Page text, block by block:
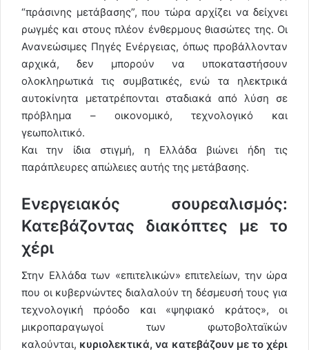
“πράσινης μετάβασης”, που τώρα αρχίζει να δείχνει
ρωγμές και στους πλέον ένθερμους θιασώτες της. Οι
Ανανεώσιμες Πηγές Ενέργειας, όπως προβάλλονταν
αρχικά, δεν μπορούν να υποκαταστήσουν
ολοκληρωτικά τις συμβατικές, ενώ τα ηλεκτρικά
αυτοκίνητα μετατρέπονται σταδιακά από λύση σε
πρόβλημα – οικονομικό, τεχνολογικό και
γεωπολιτικό.
Και την ίδια στιγμή, η Ελλάδα βιώνει ήδη τις
παράπλευρες απώλειες αυτής της μετάβασης.
Ενεργειακός σουρεαλισμός:
Κατεβάζοντας διακόπτες με το
χέρι
Στην Ελλάδα των «επιτελικών» επιτελείων, την ώρα
που οι κυβερνώντες διαλαλούν τη δέσμευσή τους για
τεχνολογική πρόοδο και «ψηφιακό κράτος», οι
μικροπαραγωγοί των φωτοβολταϊκών
καλούνται, κυριολεκτικά, να κατεβάζουν με το χέρι